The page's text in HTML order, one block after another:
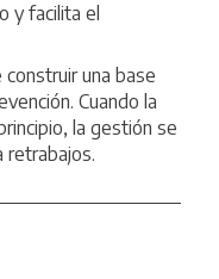
y facilita el
construir una base
Cuando la
la gestión se
retrabajos.